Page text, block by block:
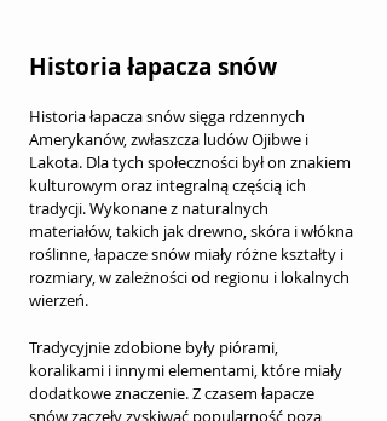
Historia łapacza snów
Historia łapacza snów sięga rdzennych
Amerykanów, zwłaszcza ludów Ojibwe i
Lakota. Dla tych społeczności był on znakiem
kulturowym oraz integralną częścią ich
tradycji. Wykonane z naturalnych
materiałów, takich jak drewno, skóra i włókna
roślinne, łapacze snów miały różne kształty i
rozmiary, w zależności od regionu i lokalnych
wierzeń.
Tradycyjnie zdobione były piórami,
koralikami i innymi elementami, które miały
dodatkowe znaczenie. Z czasem łapacze
snów zaczęły zyskiwać popularność poza